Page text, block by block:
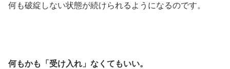
何も破綻しない状態が続けられるようになるのです。
何もかも「受け入れ」なくてもいい。